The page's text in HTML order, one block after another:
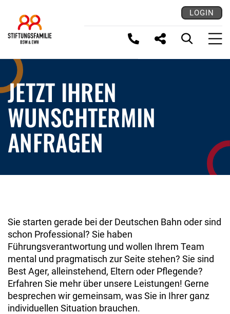
LOGIN
JETZT IHREN
WUNSCHTERMIN
ANFRAGEN
Sie starten gerade bei der Deutschen Bahn oder sind
schon Professional? Sie haben
Führungsverantwortung und wollen Ihrem Team
mental und pragmatisch zur Seite stehen? Sie sind
Best Ager, alleinstehend, Eltern oder Pflegende?
Erfahren Sie mehr über unsere Leistungen! Gerne
besprechen wir gemeinsam, was Sie in Ihrer ganz
individuellen Situation brauchen.